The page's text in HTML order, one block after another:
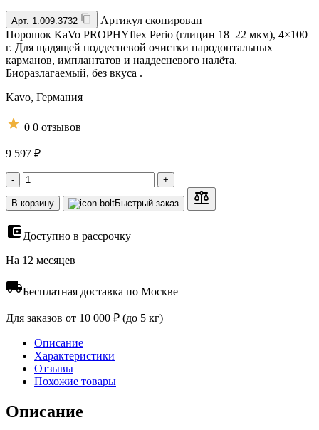
Арт. 1.009.3732
Артикул скопирован
Порошок KaVo PROPHYflex Perio (глицин 18–22 мкм), 4×100
г. Для щадящей поддесневой очистки пародонтальных
карманов, имплантатов и наддесневого налёта.
Биоразлагаемый, без вкуса .
Kavo, Германия
0 0 отзывов
9 597 ₽
- +
В корзину Быстрый заказ
Доступно в рассрочку
На 12 месяцев
Бесплатная доставка по Москве
Для заказов от 10 000 ₽ (до 5 кг)
Описание
Характеристики
Отзывы
Похожие товары
Описание